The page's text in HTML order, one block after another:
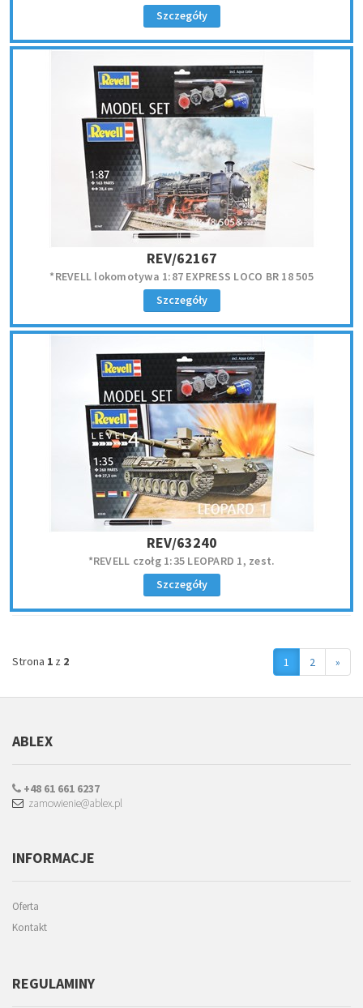
Szczegóły
REV/62167
*REVELL lokomotywa 1:87 EXPRESS LOCO BR 18 505
Szczegóły
REV/63240
*REVELL czołg 1:35 LEOPARD 1, zest.
Szczegóły
Strona 1 z 2 1 2 »
ABLEX
+48 61 661 6237
zamowienie@ablex.pl
INFORMACJE
Oferta
Kontakt
REGULAMINY